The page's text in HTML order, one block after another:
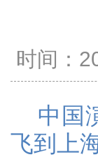
时间：
中国
飞到上